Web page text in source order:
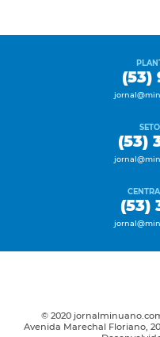
(53)
(53)
(53)
© 2020
Avenida Marechal Floriano,